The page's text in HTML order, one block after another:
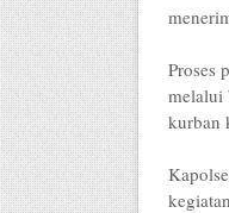
Proses
melalui
kurban